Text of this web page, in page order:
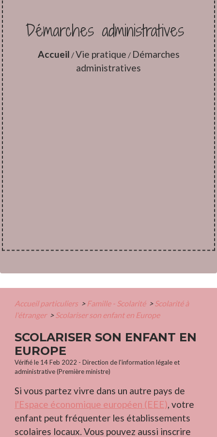
Démarches administratives
Accueil /Vie pratique / Démarches
administratives
Accueil particuliers > Famille - Scolarité > Scolarité à
l'étranger > Scolariser son enfant en Europe
SCOLARISER SON ENFANT EN
EUROPE
Vérifié le 14 Feb 2022 - Direction de l'information légale et
administrative (Première ministre)
Si vous partez vivre dans un autre pays de
l'Espace économique européen (EEE), votre
enfant peut fréquenter les établissements
scolaires locaux. Vous pouvez aussi inscrire